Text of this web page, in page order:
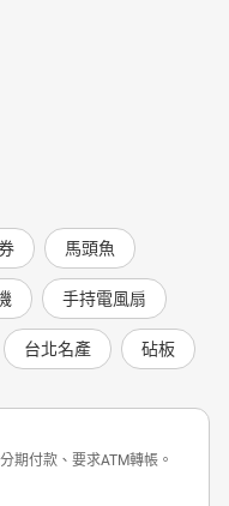
馬頭魚
手持電風扇
台北名產 砧板
期付款、要求ATM轉帳。